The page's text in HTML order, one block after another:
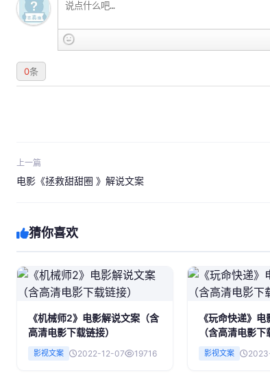
0条
上一篇
电影《拯救甜甜圈 》解说文案
猜你喜欢
《机械师2》电影解说文案（含
高清电影下载链接）
影视文案 2022-12-07 19716
《玩命快递》
（含高清电影下
影视文案